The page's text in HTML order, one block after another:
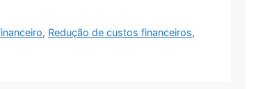
, Redução de custos financeiros,